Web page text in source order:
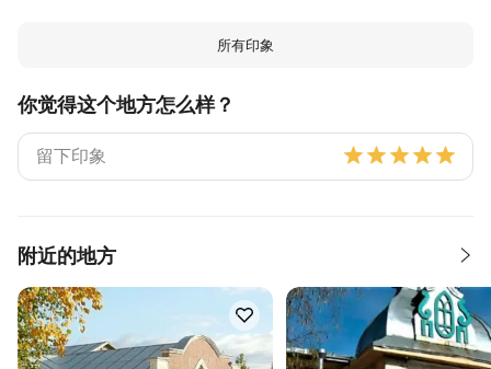
所有印象
你觉得这个地方怎么样？
附近的地方